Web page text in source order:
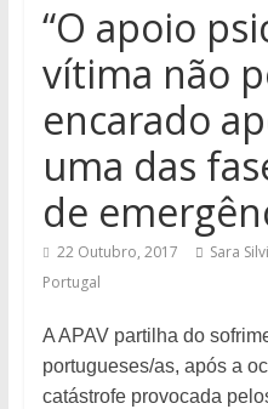
“O apoio
vítima não
encarado
uma das
de
22 Outubro, 2017 Sara
Portugal
A APAV partilha do
portugueses/as, após a
catástrofe provocada